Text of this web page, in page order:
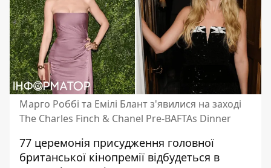
Марго Роббі та Емілі Блант з'явилися на заході
The Charles Finch & Chanel Pre-BAFTAs Dinner
77 церемонія присудження головної
британської кінопремії відбудеться в